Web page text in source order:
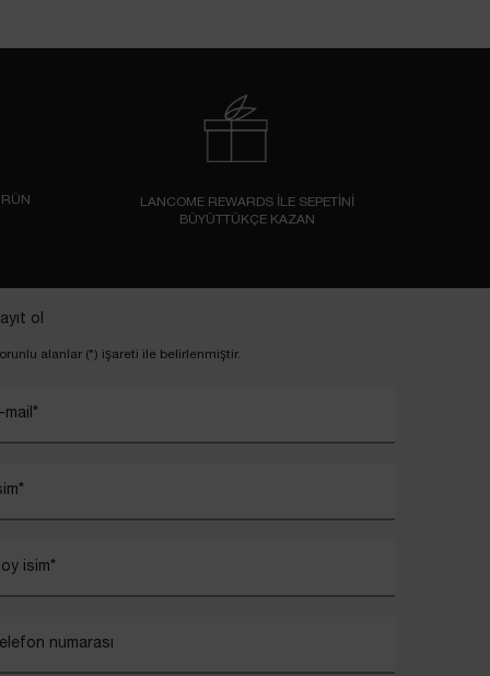
LANCOME REWARDS İLE SEPETİNİ
BÜYÜTTÜKÇE KAZAN
ol
alanlar (*) işareti ile belirlenmiştir.
mail *
*
isim*
numarası